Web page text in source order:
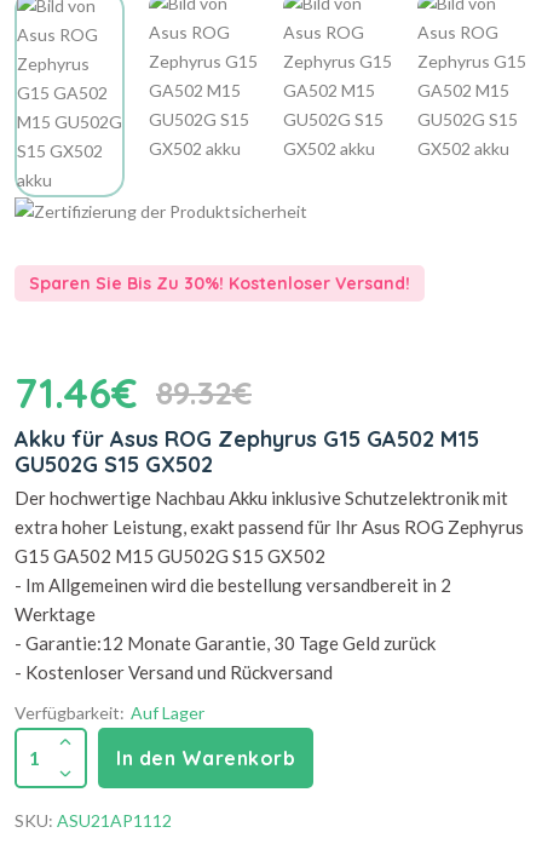
Sparen Sie Bis Zu 30%! Kostenloser Versand!
71.46€ 89.32€
Akku für Asus ROG Zephyrus G15 GA502 M15
GU502G S15 GX502
Der hochwertige Nachbau Akku inklusive Schutzelektronik mit
extra hoher Leistung, exakt passend für Ihr Asus ROG Zephyrus
G15 GA502 M15 GU502G S15 GX502
- Im Allgemeinen wird die bestellung versandbereit in 2
Werktage
- Garantie:12 Monate Garantie, 30 Tage Geld zurück
- Kostenloser Versand und Rückversand
Verfügbarkeit: Auf Lager
1 In den Warenkorb
SKU: ASU21AP1112